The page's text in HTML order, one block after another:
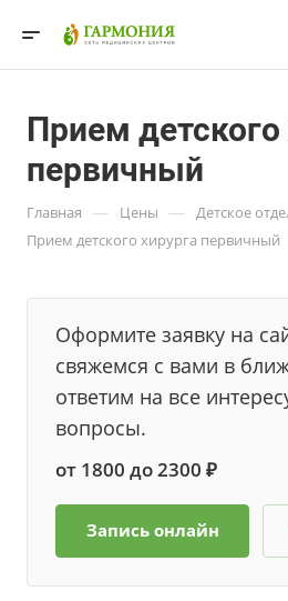
Прием детского
первичный
Главная — Цены — Детское
Прием детского хирурга первичный
Оформите заявку на
свяжемся с вами в
ответим на все
вопросы.
от 1800 до 2300 ₽
Запись онлайн